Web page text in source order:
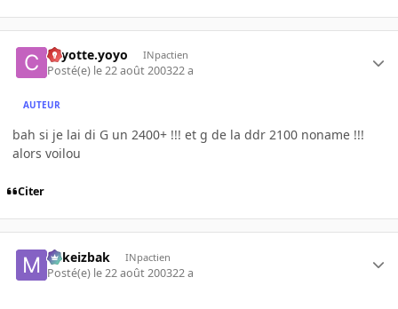
coyotte.yoyo INpactien
Posté(e) le 22 août 200322 a
AUTEUR
bah si je lai di G un 2400+ !!! et g de la ddr 2100 noname !!!
alors voilou
Citer
Mikeizbak INpactien
Posté(e) le 22 août 200322 a